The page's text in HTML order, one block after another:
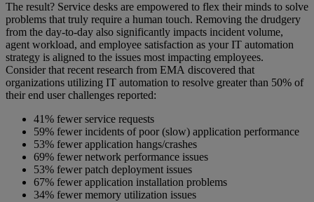
The result? Service desks are empowered to flex their minds to solve
problems that truly require a human touch. Removing the drudgery
from the day-to-day also significantly impacts incident volume,
agent workload, and employee satisfaction as your IT automation
strategy is aligned to the issues most impacting employees.
Consider that recent research from EMA discovered that
organizations utilizing IT automation to resolve greater than 50% of
their end user challenges reported:
41% fewer service requests
59% fewer incidents of poor (slow) application performance
53% fewer application hangs/crashes
69% fewer network performance issues
53% fewer patch deployment issues
67% fewer application installation problems
34% fewer memory utilization issues